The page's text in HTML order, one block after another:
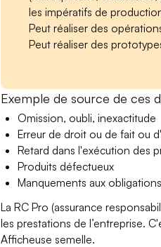
les impératifs de
Peut réaliser des
Peut réaliser des
Exemple de source de ces
Omission, oubli, inexactitude
Erreur de droit ou de fait ou
Retard dans l'exécution des
Produits défectueux
Manquements aux
La RC Pro (assurance
les prestations de l’entreprise.
Afficheuse semelle.